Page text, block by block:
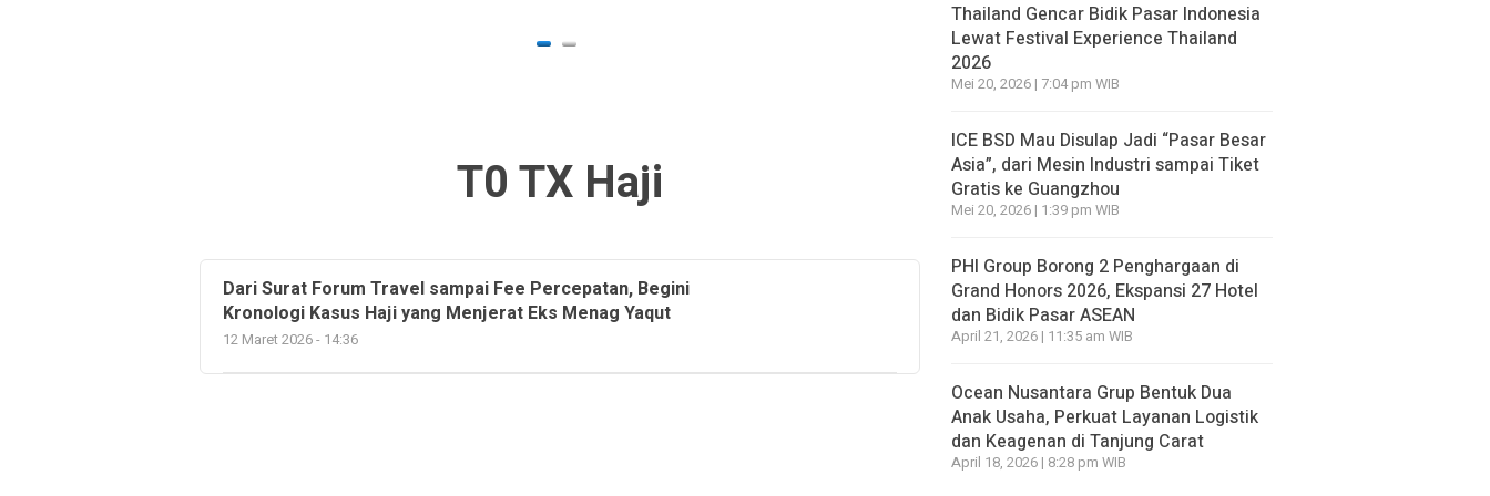
2 hari ago yang lalu
T0 TX Haji
Dari Surat Forum Travel sampai Fee Percepatan, Begini
Kronologi Kasus Haji yang Menjerat Eks Menag Yaqut
12 Maret 2026 - 14:36
Thailand Gencar Bidik Pasar Indonesia
Lewat Festival Experience Thailand
2026
Mei 20, 2026 | 7:04 pm WIB
ICE BSD Mau Disulap Jadi “Pasar Besar
Asia”, dari Mesin Industri sampai Tiket
Gratis ke Guangzhou
Mei 20, 2026 | 1:39 pm WIB
PHI Group Borong 2 Penghargaan di
Grand Honors 2026, Ekspansi 27 Hotel
dan Bidik Pasar ASEAN
April 21, 2026 | 11:35 am WIB
Ocean Nusantara Grup Bentuk Dua
Anak Usaha, Perkuat Layanan Logistik
dan Keagenan di Tanjung Carat
April 18, 2026 | 8:28 pm WIB